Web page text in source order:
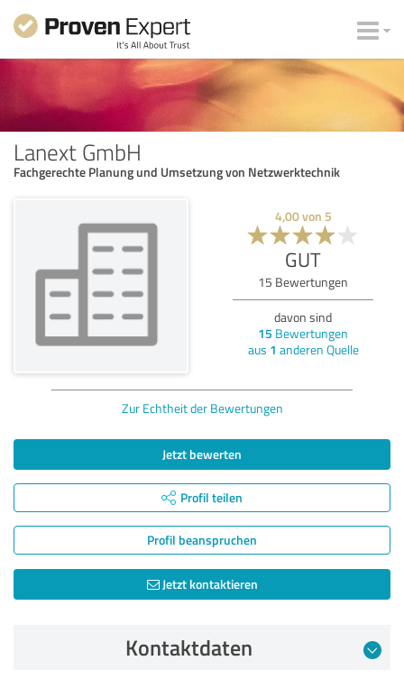
Lanext GmbH
Fachgerechte Planung und Umsetzung von Netzwerktechnik
4,00von 5
GUT
15 Bewertungen
davon sind
15 Bewertungen
aus 1 anderen Quelle
Zur Echtheit der Bewertungen
Jetzt bewerten
Profil teilen
Profil beanspruchen
Jetzt kontaktieren
Kontaktdaten